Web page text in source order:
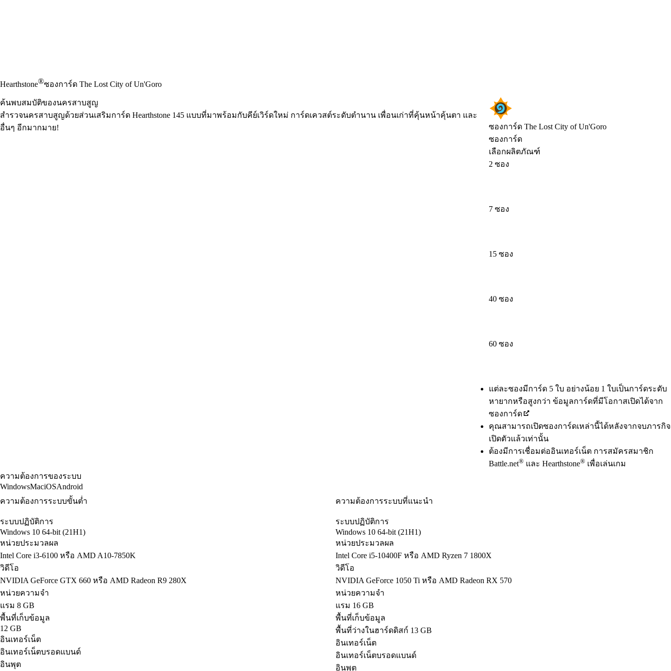
Hearthstone®ซองการ์ด The Lost City of Un'Goro
ซองการ์ด The Lost City of Un'Goro
ซองการ์ด
เลือกผลิตภัณฑ์
2 ซอง
7 ซอง
15 ซอง
40 ซอง
60 ซอง
Available actions
แต่ละซองมีการ์ด 5 ใบ อย่างน้อย 1 ใบเป็นการ์ดระดับ
หายากหรือสูงกว่า ข้อมูลการ์ดที่มีโอกาสเปิดได้จาก
ซองการ์ด
คุณสามารถเปิดซองการ์ดเหล่านี้ได้หลังจากจบภารกิจ
เปิดตัวแล้วเท่านั้น
ต้องมีการเชื่อมต่ออินเทอร์เน็ต การสมัครสมาชิก
Battle.net® และ Hearthstone® เพื่อเล่นเกม
ค้นพบสมบัติของนครสาบสูญ
สำรวจนครสาบสูญด้วยส่วนเสริมการ์ด Hearthstone 145 แบบที่มาพร้อมกับคีย์เวิร์ดใหม่ การ์ดเควสต์ระดับตำนาน เพื่อนเก่าที่คุ้นหน้าคุ้นตา และ
อื่นๆ อีกมากมาย!
ความต้องการของระบบ
WindowsMaciOSAndroid
ความต้องการระบบขั้นต่ำ
ระบบปฏิบัติการ
Windows 10 64-bit (21H1)
หน่วยประมวลผล
Intel Core i3-6100 หรือ AMD A10-7850K
วิดีโอ
NVIDIA GeForce GTX 660 หรือ AMD Radeon R9 280X
หน่วยความจำ
แรม 8 GB
พื้นที่เก็บข้อมูล
12 GB
อินเทอร์เน็ต
อินเทอร์เน็ตบรอดแบนด์
อินพุต
ความต้องการระบบที่แนะนำ
ระบบปฏิบัติการ
Windows 10 64-bit (21H1)
หน่วยประมวลผล
Intel Core i5-10400F หรือ AMD Ryzen 7 1800X
วิดีโอ
NVIDIA GeForce 1050 Ti หรือ AMD Radeon RX 570
หน่วยความจำ
แรม 16 GB
พื้นที่เก็บข้อมูล
พื้นที่ว่างในฮาร์ดดิสก์ 13 GB
อินเทอร์เน็ต
อินเทอร์เน็ตบรอดแบนด์
อินพุต